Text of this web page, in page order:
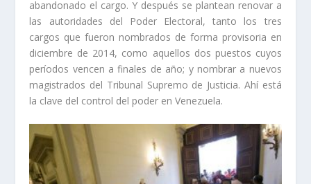
abandonado el cargo. Y después se plantean renovar a
las autoridades del Poder Electoral, tanto los tres
cargos que fueron nombrados de forma provisoria en
diciembre de 2014, como aquellos dos puestos cuyos
períodos vencen a finales de año; y nombrar a nuevos
magistrados del Tribunal Supremo de Justicia. Ahí está
la clave del control del poder en Venezuela.